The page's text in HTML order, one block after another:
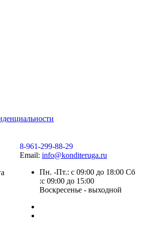
8-961-299-88-29
Email: info@konditeruga.ru
Пн. -Пт.: с 09:00 до 18:00 Сб
:с 09:00 до 15:00
Воскресенье - выходной